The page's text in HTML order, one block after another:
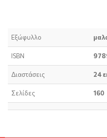
Εξώφυλλο
ISBN
Διαστάσεις 24
Σελίδες 160